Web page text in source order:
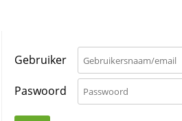
Gebruiker
Paswoord